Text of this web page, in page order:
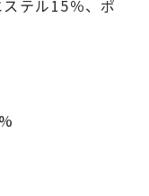
テル15％、ポ